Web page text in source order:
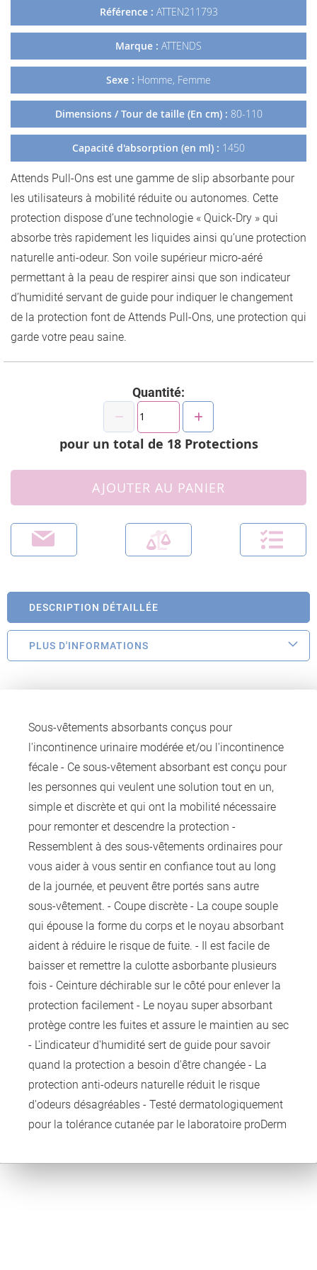
Référence : ATTEN211793
Marque : ATTENDS
Sexe : Homme, Femme
Dimensions / Tour de taille (En cm) : 80-110
Capacité d'absorption (en ml) : 1450
Attends Pull-Ons est une gamme de slip absorbante pour
les utilisateurs à mobilité réduite ou autonomes. Cette
protection dispose d’une technologie « Quick-Dry » qui
absorbe très rapidement les liquides ainsi qu’une protection
naturelle anti-odeur. Son voile supérieur micro-aéré
permettant à la peau de respirer ainsi que son indicateur
d’humidité servant de guide pour indiquer le changement
de la protection font de Attends Pull-Ons, une protection qui
garde votre peau saine.
Quantité:
pour un total de 18Protections
AJOUTER AU PANIER
DESCRIPTION DÉTAILLÉE
PLUS D'INFORMATIONS
Sous-vêtements absorbants conçus pour
l'incontinence urinaire modérée et/ou l'incontinence
fécale - Ce sous-vêtement absorbant est conçu pour
les personnes qui veulent une solution tout en un,
simple et discrète et qui ont la mobilité nécessaire
pour remonter et descendre la protection -
Ressemblent à des sous-vêtements ordinaires pour
vous aider à vous sentir en confiance tout au long
de la journée, et peuvent être portés sans autre
sous-vêtement. - Coupe discrète - La coupe souple
qui épouse la forme du corps et le noyau absorbant
aident à réduire le risque de fuite. - Il est facile de
baisser et remettre la culotte asborbante plusieurs
fois - Ceinture déchirable sur le côté pour enlever la
protection facilement - Le noyau super absorbant
protège contre les fuites et assure le maintien au sec
- L'indicateur d'humidité sert de guide pour savoir
quand la protection a besoin d'être changée - La
protection anti-odeurs naturelle réduit le risque
d'odeurs désagréables - Testé dermatologiquement
pour la tolérance cutanée par le laboratoire proDerm